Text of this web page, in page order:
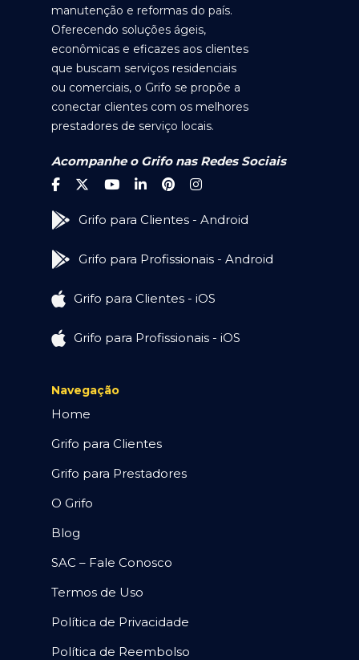
manutenção e reformas do país.
Oferecendo soluções ágeis,
econômicas e eficazes aos clientes
que buscam serviços residenciais
ou comerciais, o Grifo se propõe a
conectar clientes com os melhores
prestadores de serviço locais.
Acompanhe o Grifo nas Redes Sociais
Grifo para Clientes - Android
Grifo para Profissionais - Android
Grifo para Clientes - iOS
Grifo para Profissionais - iOS
Navegação
Home
Grifo para Clientes
Grifo para Prestadores
O Grifo
Blog
SAC – Fale Conosco
Termos de Uso
Política de Privacidade
Política de Reembolso